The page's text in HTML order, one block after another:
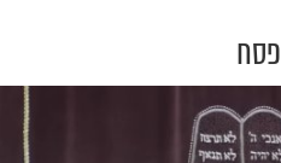
מבית מוקד
4! לחצו על אחת מהן